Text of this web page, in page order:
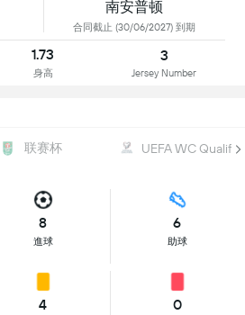
南安普顿
合同截止 (30/06/2027) 到期
1.73
身高
3
Jersey Number
联赛杯 UEFA WC
8
進球
6
助球
4 0